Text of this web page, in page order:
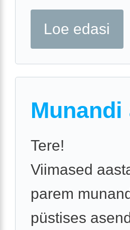
Loe edasi
Tere!
Viimased
parem
püstises